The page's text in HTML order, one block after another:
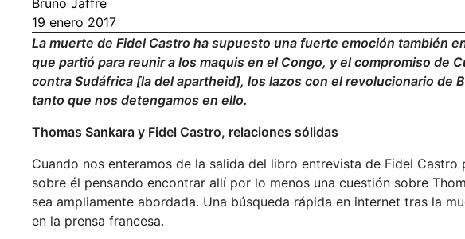
Bruno Jaffre
19 enero 2017
La muerte de Fidel Castro ha supuesto una fuerte emoción también
que partió para reunir a los maquis en el Congo, y el compromiso de
contra Sudáfrica [la del apartheid], los lazos con el revolucionario de
tanto que nos detengamos en ello.
Thomas Sankara y Fidel Castro, relaciones sólidas
Cuando nos enteramos de la salida del libro entrevista de Fidel
sobre él pensando encontrar allí por lo menos una cuestión sobre
sea ampliamente abordada. Una búsqueda rápida en internet tras la
en la prensa francesa.